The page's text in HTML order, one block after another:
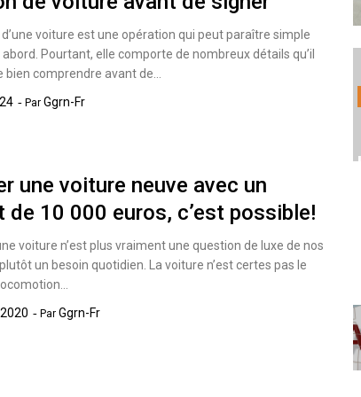
d’une voiture est une opération qui peut paraître simple
Pourtant, elle comporte de nombreux détails qu’il
bien comprendre avant de…
ParGgrn-Fr
une voiture neuve avec un
de 10 000 euros, c’est possible!
voiture n’est plus vraiment une question de luxe de nos
un besoin quotidien. La voiture n’est certes pas le
ParGgrn-Fr